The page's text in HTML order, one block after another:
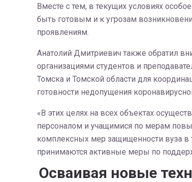
Вместе с тем, в текущих условиях
быть готовым и к угрозам
проявлениям.
Анатолий Дмитриевич также обратил
организациями студентов и
Томска и Томской области для
готовности недопущения
«В этих целях на всех объектах
персоналом и учащимися по мерам
комплексных мер защищенности вуза в
принимаются активные меры по
Осваивая новые